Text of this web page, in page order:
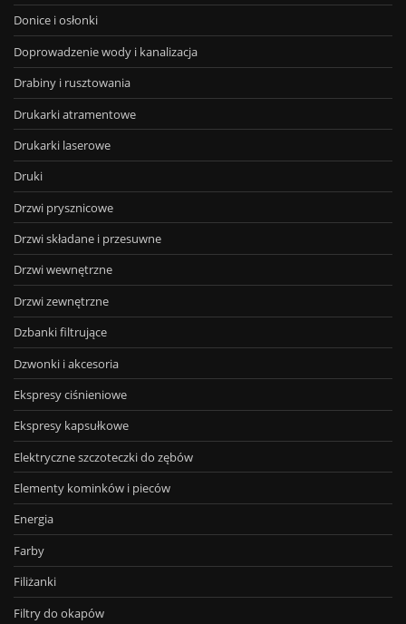
Donice i osłonki
Doprowadzenie wody i kanalizacja
Drabiny i rusztowania
Drukarki atramentowe
Drukarki laserowe
Druki
Drzwi prysznicowe
Drzwi składane i przesuwne
Drzwi wewnętrzne
Drzwi zewnętrzne
Dzbanki filtrujące
Dzwonki i akcesoria
Ekspresy ciśnieniowe
Ekspresy kapsułkowe
Elektryczne szczoteczki do zębów
Elementy kominków i pieców
Energia
Farby
Filiżanki
Filtry do okapów